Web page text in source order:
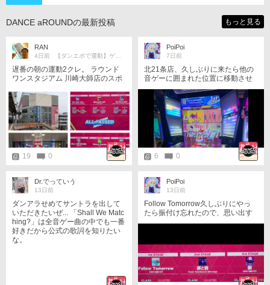
DANCE aROUNDの最新投稿 もっと見る
RAN
4日前 【ダンエボで運動】ゲーセン作りたい
遅番の朝の運動2クレ。 ラウンド
ワンスタジアム 川崎大師店のスポ
ーナーに10年以上ぶり？に来まし
た。 ダンアラありました。 カロリ
ーがキリ番。
19 0
PoiPoi
7日前
北21条店、久しぶりに来たら他の
音ゲーに囲まれた位置に移動させ
られていた🙄 以前から音量小さめ
だったのに、この位置だと周りの
音に負けてゲームの音が聴こえな
い😭
6 0
Dr.でっていう
13日前
ダンアラせめてサントラを出して
いただきたいぜ... 「Shall We Matc
hing?」は全音ゲー曲の中でも一番
好きだから公式の歌詞を知りたい
な。
PoiPoi
13日前
Follow Tomorrow久しぶりにやっ
たら振付け忘れたので、思い出す
ラって意外と判定厳しいですね…
ダンアラの判定に慣れたら鬼難し
く感じます👹 あとリザルト撮影し
たら反射で顔が写ってた😭